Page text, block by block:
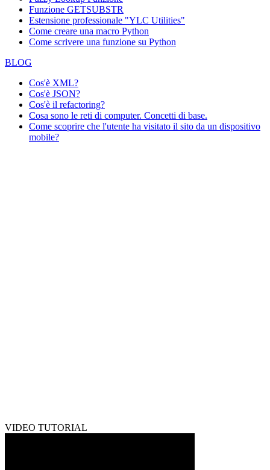
Funzione GETSUBSTR
Estensione professionale "YLC Utilities"
Come creare una macro Python
Come scrivere una funzione su Python
BLOG
Cos'è XML?
Cos'è JSON?
Cos'è il refactoring?
Cosa sono le reti di computer. Concetti di base.
Come scoprire che l'utente ha visitato il sito da un dispositivo
mobile?
VIDEO TUTORIAL